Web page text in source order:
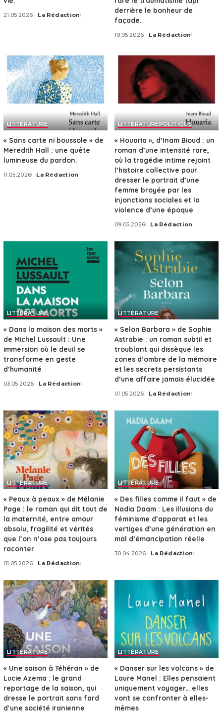
21.05.2026
Posted
La Rédaction
derrière le bonheur de
façade.
19.05.2026
Posted
La Rédaction
LITTÉRATURE
« Sans carte ni boussole » de
Meredith Hall : une quête
lumineuse du pardon.
11.05.2026
Posted
La Rédaction
LITTÉRATUREPOLITIQUE
« Houaria », d’Inam Bioud : un
roman d’une intensité rare,
où la tragédie intime rejoint
l’histoire collective pour
dresser le portrait d’une
femme broyée par les
injonctions sociales et la
violence d’une époque
09.05.2026
Posted
La Rédaction
LITTÉRATURE
« Dans la maison des morts »
de Michel Lussault : Une
immersion où le deuil se
transforme en geste
d’humanité
03.05.2026
Posted
La Rédaction
LITTÉRATURE
« Selon Barbara » de Sophie
Astrabie : un roman subtil et
troublant qui dissèque les
zones d’ombre de la mémoire
et les secrets persistants
d’une affaire jamais élucidée
01.05.2026
Posted
La Rédaction
LITTÉRATURE
« Peaux à peaux » de Mélanie
Page : le roman qui dit tout de
la maternité, entre amour
absolu, fragilité et vérités
que l’on n’ose pas toujours
raconter
01.05.2026
Posted
La Rédaction
LITTÉRATURE
« Des filles comme il faut » de
Nadia Daam : Les illusions du
féminisme d’apparat et les
vertiges d’une génération en
mal d’émancipation réelle
30.04.2026
Posted
La Rédaction
LITTÉRATURE
« Une saison à Téhéran » de
Lucie Azema : le grand
reportage de la saison, qui
dresse le portrait sans fard
d’une société iranienne
LITTÉRATURE
« Danser sur les volcans » de
Laure Manel : Elles pensaient
uniquement voyager… elles
vont se confronter à elles-
mêmes